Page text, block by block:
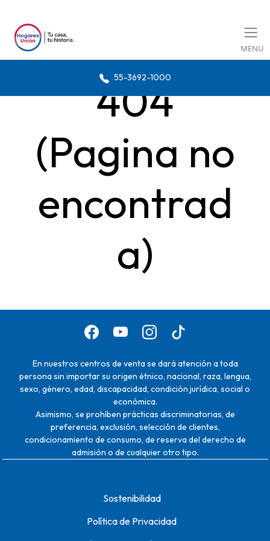
MENU
55-3692-1000
404
(Pagina no
encontrad
a)
En nuestros centros de venta se dará atención a toda
persona sin importar su origen étnico, nacional, raza, lengua,
sexo, género, edad, discapacidad, condición jurídica, social o
económica.
Asimismo, se prohíben prácticas discriminatorias, de
preferencia, exclusión, selección de clientes,
condicionamiento de consumo, de reserva del derecho de
admisión o de cualquier otro tipo.
Sostenibilidad
Política de Privacidad